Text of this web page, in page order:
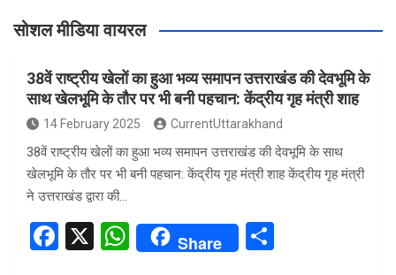
सोशल मीडिया वायरल
38वें राष्ट्रीय खेलों का हुआ भव्य समापन उत्तराखंड की देवभूमि के
साथ खेलभूमि के तौर पर भी बनी पहचान: केंद्रीय गृह मंत्री शाह
14 February 2025 CurrentUttarakhand
38वें राष्ट्रीय खेलों का हुआ भव्य समापन उत्तराखंड की देवभूमि के साथ
खेलभूमि के तौर पर भी बनी पहचान: केंद्रीय गृह मंत्री शाह केंद्रीय गृह मंत्री
ने उत्तराखंड द्वारा की…
F
X
W
Share